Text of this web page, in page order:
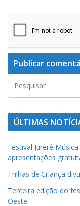
ÚLTIMAS
Festival Jurerê
apresentações
Trilhas de Criança
Terceira edição do
Oeste